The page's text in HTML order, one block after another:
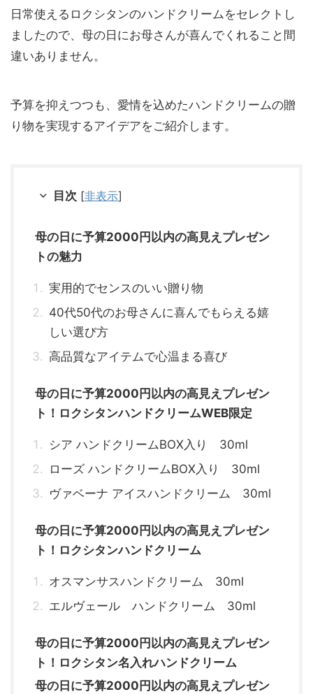
日常使えるロクシタンのハンドクリームをセレクトし
ましたので、母の日にお母さんが喜んでくれること間
違いありません。
予算を抑えつつも、愛情を込めたハンドクリームの贈
り物を実現するアイデアをご紹介します。
目次 [非表示]
母の日に予算2000円以内の高見えプレゼン
トの魅力
実用的でセンスのいい贈り物
40代50代のお母さんに喜んでもらえる嬉
しい選び方
高品質なアイテムで心温まる喜び
母の日に予算2000円以内の高見えプレゼン
ト！ロクシタンハンドクリームWEB限定
シア ハンドクリームBOX入り 30ml
ローズ ハンドクリームBOX入り 30ml
ヴァベーナ アイスハンドクリーム 30ml
母の日に予算2000円以内の高見えプレゼン
ト！ロクシタンハンドクリーム
オスマンサスハンドクリーム 30ml
エルヴェール ハンドクリーム 30ml
母の日に予算2000円以内の高見えプレゼン
ト！ロクシタン名入れハンドクリーム
母の日に予算2000円以内の高見えプレゼン